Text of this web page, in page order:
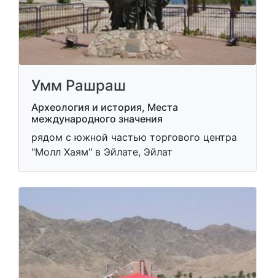
Умм Рашраш
Археология и история, Места
международного значения
рядом с южной частью торгового центра
"Молл Хаям" в Эйлате, Эйлат